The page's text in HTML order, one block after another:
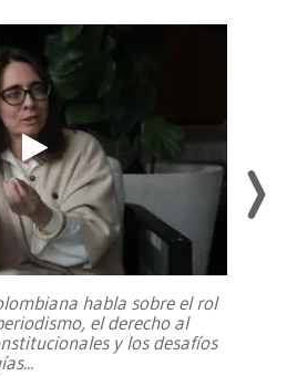
habla sobre el rol
el derecho al
y los desafíos
...